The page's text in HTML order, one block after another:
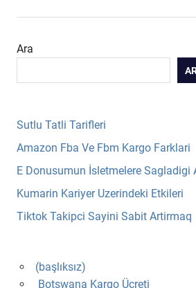
Ara
Sutlu Tatli Tarifleri
Amazon Fba Ve Fbm Kargo Farklari
E Donusumun İsletmelere Sagladigi
Kumarin Kariyer Uzerindeki Etkileri
Tiktok Takipci Sayini Sabit Artirmaq
(başlıksız)
Botswana Kargo Ücreti